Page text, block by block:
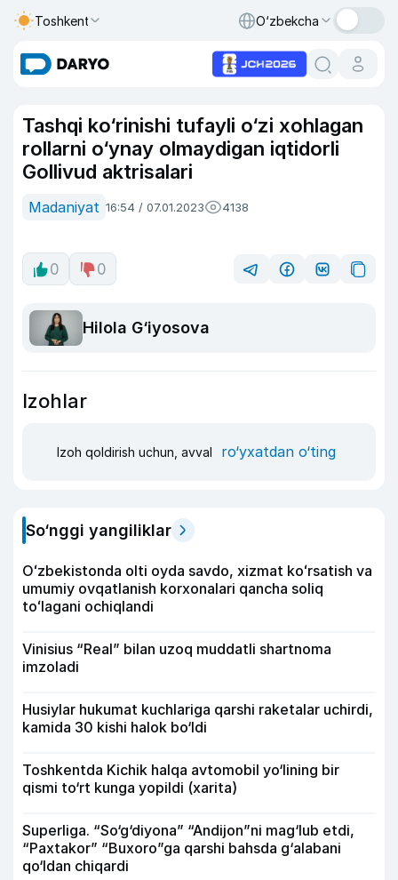
Toshkent O‘zbekcha
Tashqi ko‘rinishi tufayli o‘zi xohlagan
rollarni o‘ynay olmaydigan iqtidorli
Gollivud aktrisalari
Madaniyat 16:54 / 07.01.2023 4138
0 0
Hilola G‘iyosova
Izohlar
Izoh qoldirish uchun, avval ro‘yxatdan o‘ting
So‘nggi yangiliklar
Oʻzbekistonda olti oyda savdo, xizmat koʻrsatish va
umumiy ovqatlanish korxonalari qancha soliq
toʻlagani ochiqlandi
Vinisius “Real” bilan uzoq muddatli shartnoma
imzoladi
Husiylar hukumat kuchlariga qarshi raketalar uchirdi,
kamida 30 kishi halok bo‘ldi
Toshkentda Kichik halqa avtomobil yo‘lining bir
qismi to‘rt kunga yopildi (xarita)
Superliga. “So‘g‘diyona” “Andijon”ni mag‘lub etdi,
“Paxtakor” “Buxoro”ga qarshi bahsda g‘alabani
qo‘ldan chiqardi